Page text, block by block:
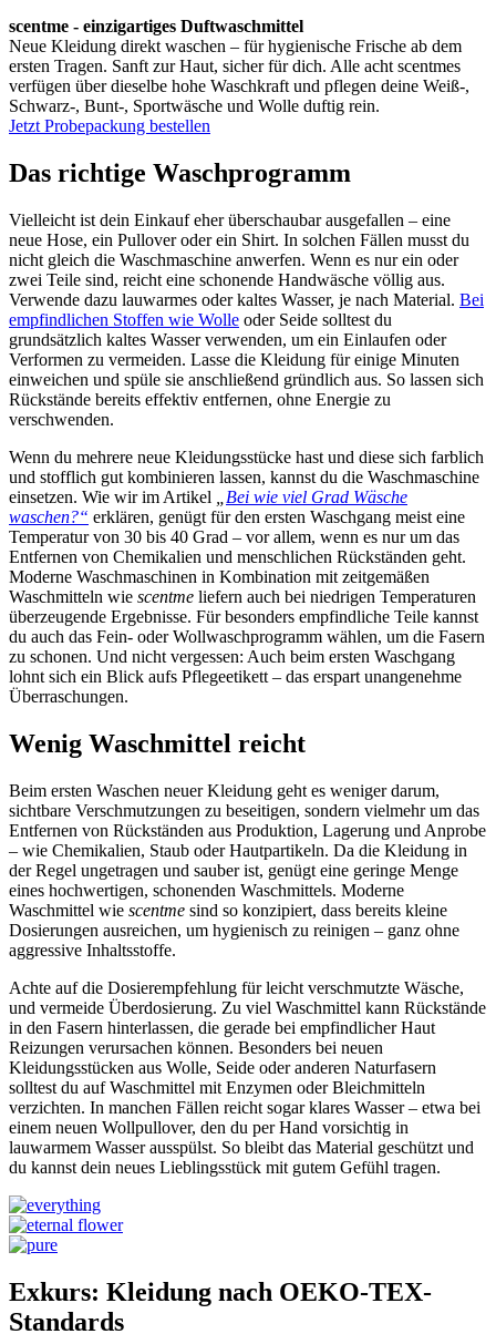
scentme - einzigartiges Duftwaschmittel
Neue Kleidung direkt waschen – für hygienische Frische ab dem
ersten Tragen. Sanft zur Haut, sicher für dich. Alle acht scentmes
verfügen über dieselbe hohe Waschkraft und pflegen deine Weiß-,
Schwarz-, Bunt-, Sportwäsche und Wolle duftig rein.
Jetzt Probepackung bestellen
Das richtige Waschprogramm
Vielleicht ist dein Einkauf eher überschaubar ausgefallen – eine
neue Hose, ein Pullover oder ein Shirt. In solchen Fällen musst du
nicht gleich die Waschmaschine anwerfen. Wenn es nur ein oder
zwei Teile sind, reicht eine schonende Handwäsche völlig aus.
Verwende dazu lauwarmes oder kaltes Wasser, je nach Material. Bei
empfindlichen Stoffen wie Wolle oder Seide solltest du
grundsätzlich kaltes Wasser verwenden, um ein Einlaufen oder
Verformen zu vermeiden. Lasse die Kleidung für einige Minuten
einweichen und spüle sie anschließend gründlich aus. So lassen sich
Rückstände bereits effektiv entfernen, ohne Energie zu
verschwenden.
Wenn du mehrere neue Kleidungsstücke hast und diese sich farblich
und stofflich gut kombinieren lassen, kannst du die Waschmaschine
einsetzen. Wie wir im Artikel
Bei wie viel Grad Wäsche
waschen?“ erklären, genügt für den ersten Waschgang meist eine
Temperatur von 30 bis 40 Grad – vor allem, wenn es nur um das
Entfernen von Chemikalien und menschlichen Rückständen geht.
Moderne Waschmaschinen in Kombination mit zeitgemäßen
Waschmitteln wie scentme liefern auch bei niedrigen Temperaturen
überzeugende Ergebnisse. Für besonders empfindliche Teile kannst
du auch das Fein- oder Wollwaschprogramm wählen, um die Fasern
zu schonen. Und nicht vergessen: Auch beim ersten Waschgang
lohnt sich ein Blick aufs Pflegeetikett – das erspart unangenehme
Überraschungen.
Wenig Waschmittel reicht
Beim ersten Waschen neuer Kleidung geht es weniger darum,
sichtbare Verschmutzungen zu beseitigen, sondern vielmehr um das
Entfernen von Rückständen aus Produktion, Lagerung und Anprobe
– wie Chemikalien, Staub oder Hautpartikeln. Da die Kleidung in
der Regel ungetragen und sauber ist, genügt eine geringe Menge
eines hochwertigen, schonenden Waschmittels. Moderne
Waschmittel wie scentme sind so konzipiert, dass bereits kleine
Dosierungen ausreichen, um hygienisch zu reinigen – ganz ohne
aggressive Inhaltsstoffe.
Achte auf die Dosierempfehlung für leicht verschmutzte Wäsche,
und vermeide Überdosierung. Zu viel Waschmittel kann Rückstände
in den Fasern hinterlassen, die gerade bei empfindlicher Haut
Reizungen verursachen können. Besonders bei neuen
Kleidungsstücken aus Wolle, Seide oder anderen Naturfasern
solltest du auf Waschmittel mit Enzymen oder Bleichmitteln
verzichten. In manchen Fällen reicht sogar klares Wasser – etwa bei
einem neuen Wollpullover, den du per Hand vorsichtig in
lauwarmem Wasser ausspülst. So bleibt das Material geschützt und
du kannst dein neues Lieblingsstück mit gutem Gefühl tragen.
Exkurs: Kleidung nach OEKO-TEX-
Standards